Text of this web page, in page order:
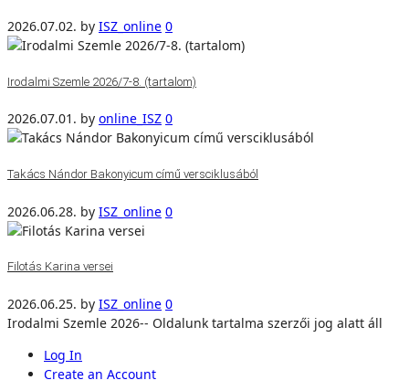
2026.07.02. by ISZ_online 0
Irodalmi Szemle 2026/7-8. (tartalom)
2026.07.01. by online_ISZ 0
Takács Nándor Bakonyicum című versciklusából
2026.06.28. by ISZ_online 0
Filotás Karina versei
2026.06.25. by ISZ_online 0
Irodalmi Szemle 2026-- Oldalunk tartalma szerzői jog alatt áll
Log In
Create an Account